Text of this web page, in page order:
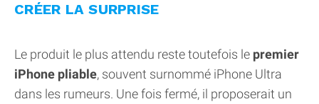
CRÉER LA SURPRISE
Le produit le plus attendu reste toutefois le premier
iPhone pliable, souvent surnommé iPhone Ultra
dans les rumeurs. Une fois fermé, il proposerait un